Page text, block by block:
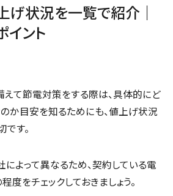
げ状況を一覧で紹介｜
ント
て節電対策をする際は、具体的にど
か目安を知るためにも、値上げ状況
す。
よって異なるため、契約している電
をチェックしておきましょう。